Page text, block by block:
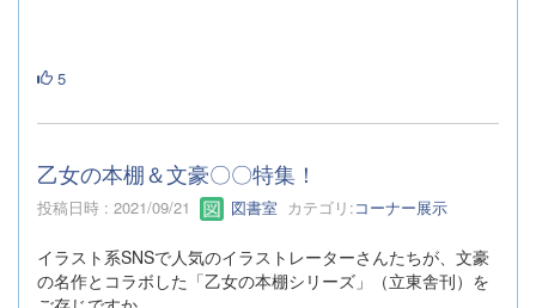
5
乙女の本棚＆文豪〇〇特集！
投稿日時 : 2021/09/21 図書室 カテゴリ:コーナー展示
イラスト系SNSで人気のイラストレーターさんたちが、文豪
の名作とコラボした「乙女の本棚シリーズ」（立東舎刊）を